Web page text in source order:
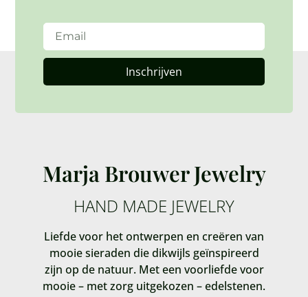
Inschrijven
Marja Brouwer Jewelry
HAND MADE JEWELRY
Liefde voor het ontwerpen en creëren van
mooie sieraden die dikwijls geïnspireerd
zijn op de natuur. Met een voorliefde voor
mooie – met zorg uitgekozen – edelstenen.